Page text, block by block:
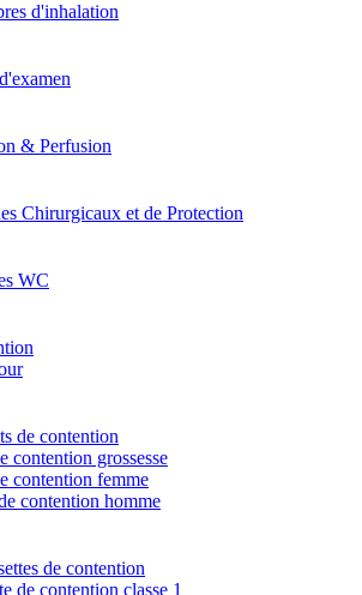
d'inhalation
& Perfusion
Chirurgicaux et de Protection
WC
de contention
contention grossesse
contention femme
contention homme
de contention
de contention classe 1